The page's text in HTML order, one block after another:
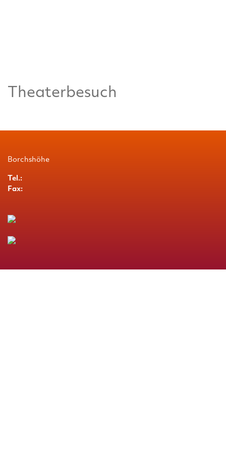
Theaterbesuch
Borchshöhe
Tel.:
Fax: